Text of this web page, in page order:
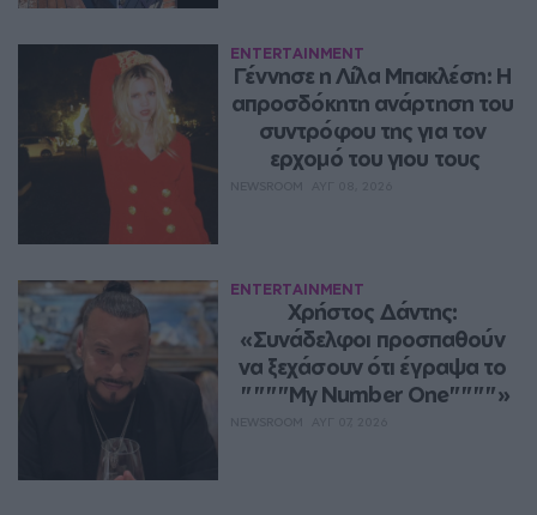
ENTERTAINMENT
Γέννησε η Λίλα Μπακλέση: Η
απροσδόκητη ανάρτηση του
συντρόφου της για τον
ερχομό του γιου τους
ENTERTAINMENT
Χρήστος Δάντης:
«Συνάδελφοι προσπαθούν
να ξεχάσουν ότι έγραψα το
""""My Number One""""»